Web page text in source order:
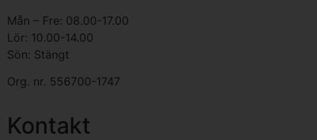
Mån – Fre: 08.00-17.00
Lör: 10.00-14.00
Sön: Stängt
Org. nr. 556700-1747
Kontakt